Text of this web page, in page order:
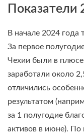
Показатели
В начале 2024 года
За первое
Чехии были в
заработали около
отличились
результатом
за 1 полугодие
активов в июне). По